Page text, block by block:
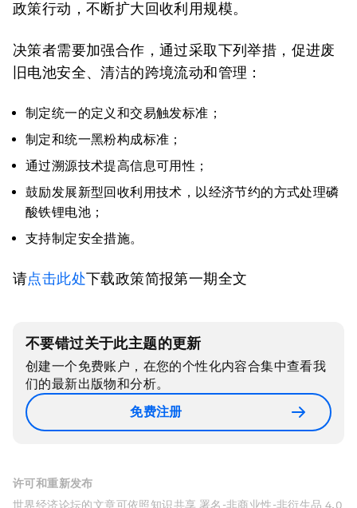
政策行动，不断扩大回收利用规模。
决策者需要加强合作，通过采取下列举措，促进废
旧电池安全、清洁的跨境流动和管理：
制定统一的定义和交易触发标准；
制定和统一黑粉构成标准；
通过溯源技术提高信息可用性；
鼓励发展新型回收利用技术，以经济节约的方式处理磷
酸铁锂电池；
支持制定安全措施。
请点击此处下载政策简报第一期全文
不要错过关于此主题的更新
创建一个免费账户，在您的个性化内容合集中查看我
们的最新出版物和分析。
免费注册
许可和重新发布
世界经济论坛的文章可依照知识共享 署名-非商业性-非衍生品 4.0